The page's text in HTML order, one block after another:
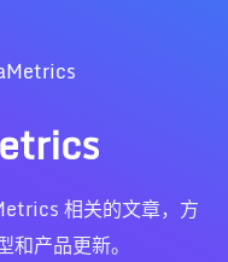
相关的文章，方
产品更新。